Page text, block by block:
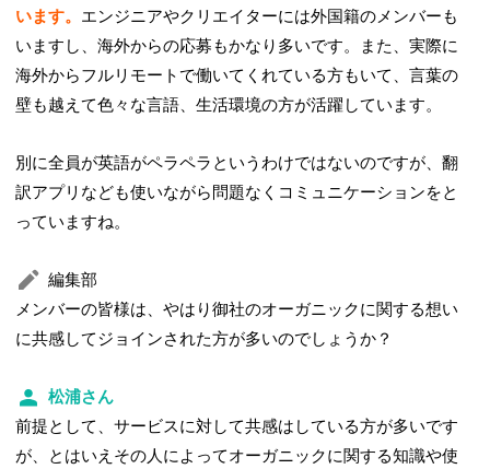
います。 エンジニアやクリエイターには外国籍のメンバーも
いますし、海外からの応募もかなり多いです。また、実際に
海外からフルリモートで働いてくれている方もいて、言葉の
壁も越えて色々な言語、生活環境の方が活躍しています。
別に全員が英語がペラペラというわけではないのですが、翻
訳アプリなども使いながら問題なくコミュニケーションをと
っていますね。
編集部
メンバーの皆様は、やはり御社のオーガニックに関する想い
に共感してジョインされた方が多いのでしょうか？
松浦さん
前提として、サービスに対して共感はしている方が多いです
が、とはいえその人によってオーガニックに関する知識や使